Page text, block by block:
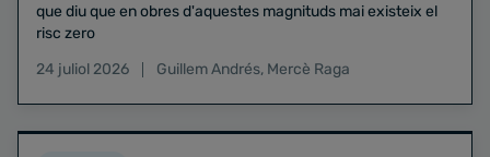
que diu que en obres d'aquestes magnituds mai existeix el
risc zero
24 juliol 2026
Guillem Andrés, Mercè Raga